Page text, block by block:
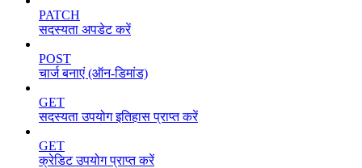
PATCH
सदस्यता अपडेट करें
POST
चार्ज बनाएं (ऑन-डिमांड)
GET
सदस्यता उपयोग इतिहास प्राप्त करें
GET
क्रेडिट उपयोग प्राप्त करें